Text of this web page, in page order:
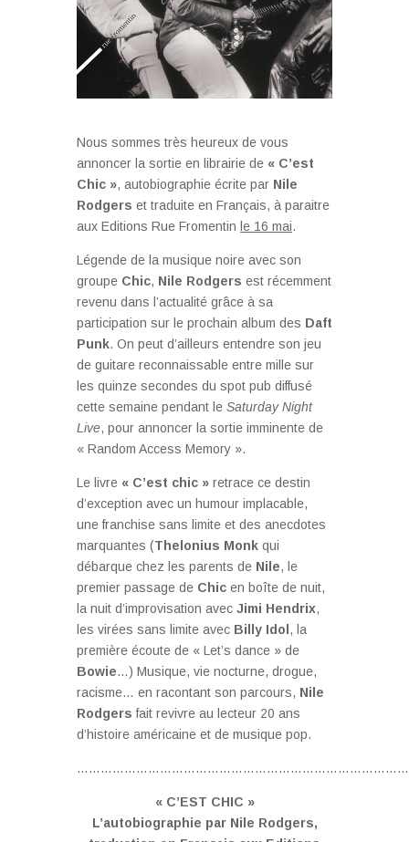
Nous sommes très heureux de vous
annoncer la sortie en librairie de « C’est
Chic », autobiographie écrite par Nile
Rodgers et traduite en Français, à paraitre
aux Editions Rue Fromentin le 16 mai.
Légende de la musique noire avec son
groupe Chic, Nile Rodgers est récemment
revenu dans l’actualité grâce à sa
participation sur le prochain album des Daft
Punk. On peut d’ailleurs entendre son jeu
de guitare reconnaissable entre mille sur
les quinze secondes du spot pub diffusé
cette semaine pendant le Saturday Night
Live, pour annoncer la sortie imminente de
« Random Access Memory ».
Le livre « C’est chic » retrace ce destin
d’exception avec un humour implacable,
une franchise sans limite et des anecdotes
marquantes (Thelonius Monk qui
débarque chez les parents de Nile, le
premier passage de Chic en boîte de nuit,
la nuit d’improvisation avec Jimi Hendrix,
les virées sans limite avec Billy Idol , la
première écoute de « Let’s dance » de
Bowie…) Musique, vie nocturne, drogue,
racisme… en racontant son parcours, Nile
Rodgers fait revivre au lecteur 20 ans
d’histoire américaine et de musique pop.
« C’EST CHIC »
L’autobiographie par Nile Rodgers,